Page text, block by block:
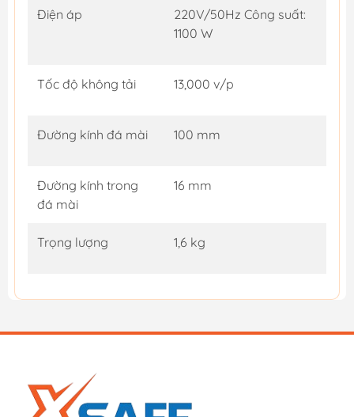
Điện áp
220V/50Hz Công suất:
1100 W
Tốc độ không tải 13,000 v/p
Đường kính đá mài 100 mm
Đường kính trong
đá mài
16 mm
Trọng lượng 1,6 kg